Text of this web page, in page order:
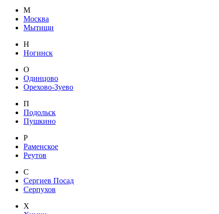
М
Москва
Мытищи
Н
Ногинск
О
Одинцово
Орехово-Зуево
П
Подольск
Пушкино
Р
Раменское
Реутов
С
Сергиев Посад
Серпухов
Х